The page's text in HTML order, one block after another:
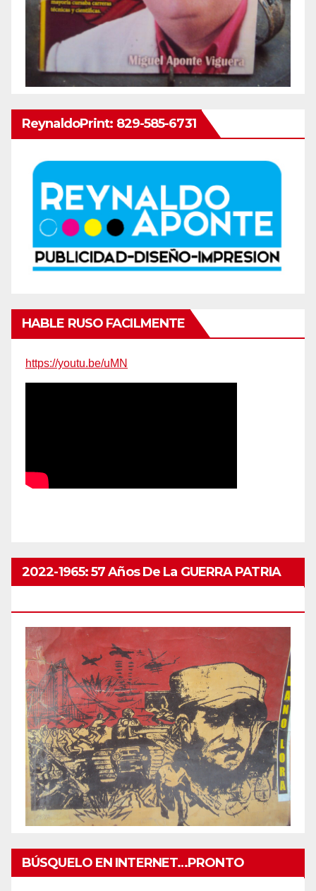
ReynaldoPrint: 829-585-6731
HABLE RUSO FACILMENTE
https://youtu.be/uMN
2022-1965: 57 Años De La GUERRA PATRIA
BÚSQUELO EN INTERNET…PRONTO